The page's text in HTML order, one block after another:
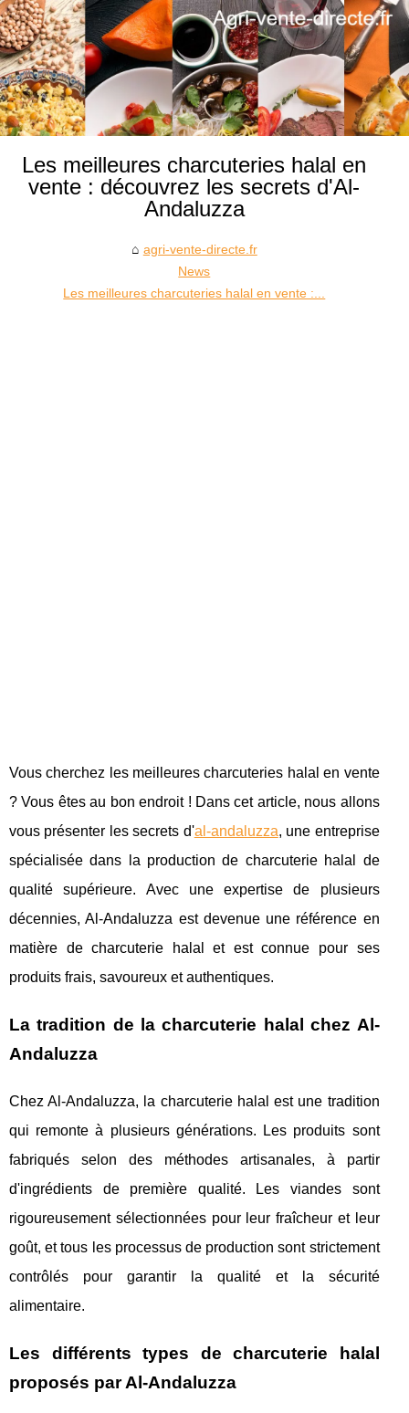
Les meilleures charcuteries halal en
vente : découvrez les secrets d'Al-
Andaluzza
agri-vente-directe.fr
News
Les meilleures charcuteries halal en vente :...
Vous cherchez les meilleures charcuteries halal en vente
? Vous êtes au bon endroit ! Dans cet article, nous allons
vous présenter les secrets d'al-andaluzza, une entreprise
spécialisée dans la production de charcuterie halal de
qualité supérieure. Avec une expertise de plusieurs
décennies, Al-Andaluzza est devenue une référence en
matière de charcuterie halal et est connue pour ses
produits frais, savoureux et authentiques.
La tradition de la charcuterie halal chez Al-
Andaluzza
Chez Al-Andaluzza, la charcuterie halal est une tradition
qui remonte à plusieurs générations. Les produits sont
fabriqués selon des méthodes artisanales, à partir
d'ingrédients de première qualité. Les viandes sont
rigoureusement sélectionnées pour leur fraîcheur et leur
goût, et tous les processus de production sont strictement
contrôlés pour garantir la qualité et la sécurité
alimentaire.
Les différents types de charcuterie halal
proposés par Al-Andaluzza